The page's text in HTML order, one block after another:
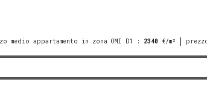
medio appartamento in zona OMI D1 : 2340 €/m²